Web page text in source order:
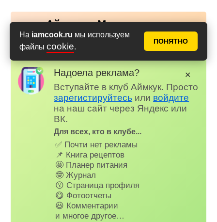
На iamcook.ru мы используем
файлы cookie.
ПОНЯТНО
Аймкук в Макс
Новые рецепты и кулинарные идеи каждый день в
Российском мессенджере MAX
Надоела реклама?
Вступайте в клуб Аймкук. Просто
зарегистируйтесь или войдите
на наш сайт через Яндекс или
ВК.
Для всех, кто в клубе...
✅ Почти нет рекламы
📌 Книга рецептов
🤩 Планер питания
🤓 Журнал
😗 Страница профиля
😋 Фотоотчеты
😃 Комментарии
и многое другое…
✕